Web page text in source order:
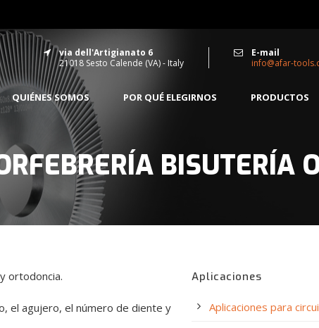
via dell'Artigianato 6
21018 Sesto Calende (VA) - Italy
E-mail
info@afar-
QUIÉNES SOMOS POR QUÉ ELEGIRNOS PRODUCTOS
BISUTERÍA
ortodoncia.
el agujero, el número de diente y
Aplicaciones
Aplicaciones para